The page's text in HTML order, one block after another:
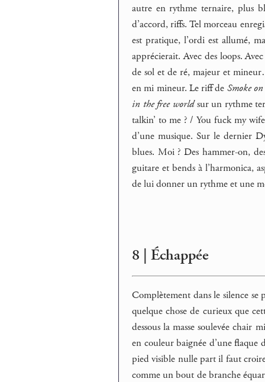
autre en rythme ternaire, plus
d’accord, riffs. Tel morceau
est pratique, l’ordi est allumé,
apprécierait. Avec des loops.
de sol et de ré, majeur et
en mi mineur. Le riff de Smoke
in the free worldsur un rythme
talkin’ to me ? / You fuck my
d’une musique. Sur le dernier
blues. Moi ? Des hammer-on,
guitare et bends à l’harmonica,
de lui donner un rythme et une
8 | Échappée
Complètement dans le silence se
quelque chose de curieux que
dessous la masse soulevée chair
en couleur baignée d’une flaque
pied visible nulle part il faut
comme un bout de branche